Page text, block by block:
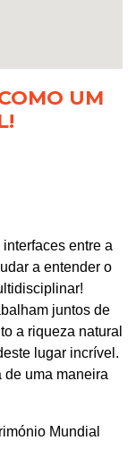
UM
entre a
a entender o
juntos de
a riqueza natural
lugar incrível.
de uma maneira
Mundial